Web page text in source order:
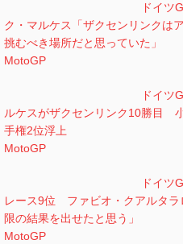
ドイツ
ク・マルケス「ザクセンリンクは
挑むべき場所だと思っていた」
MotoGP
ドイツ
ルケスがザクセンリンク10勝目
手権2位浮上
MotoGP
ドイツ
レース9位 ファビオ・クアルタラ
限の結果を出せたと思う」
MotoGP